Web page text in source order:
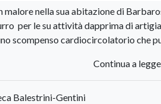
malore nella sua abitazione di
per le su attività dapprima di
scompenso cardiocircolatorio che
Continua a
Balestrini-Gentini